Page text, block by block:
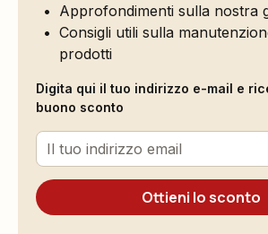
Approfondimenti sulla nostra
Consigli utili sulla
prodotti
Digita qui il tuo indirizzo e-mail e
buono sconto
Ottieni lo sconto